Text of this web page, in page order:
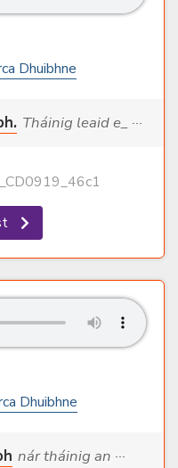
Dhuibhne
Tháinig leaid e_ ···
Dhuibhne
nár tháinig an ···